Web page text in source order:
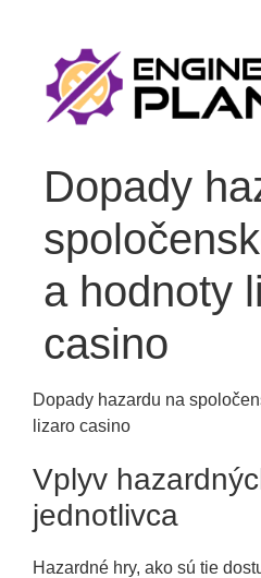
Dopady
a hodnoty
casino
Dopady hazardu na
lizaro casino
Vplyv
jednotlivca
Hazardné hry, ako sú tie